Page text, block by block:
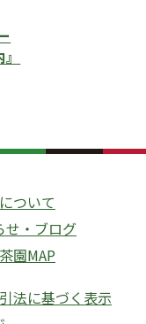
ついて
せ・ブログ
園MAP
法に基づく表示